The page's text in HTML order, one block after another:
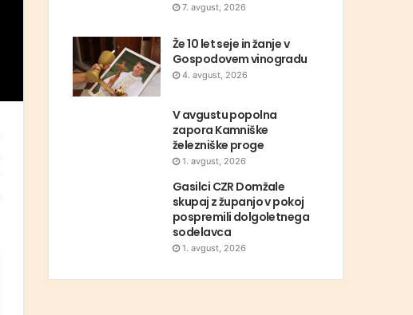
7. avgust, 2026
Že 10 let seje in žanje v
Gospodovem vinogradu
4. avgust, 2026
V avgustu popolna
zapora Kamniške
železniške proge
1. avgust, 2026
Gasilci CZR Domžale
skupaj z županjo v pokoj
pospremili dolgoletnega
sodelavca
1. avgust, 2026